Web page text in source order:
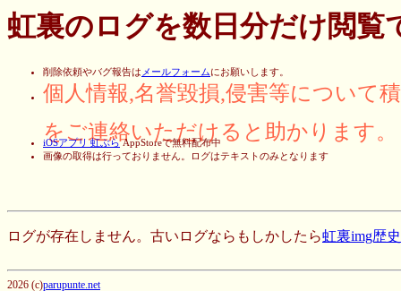
虹裏のログを数日分だけ閲覧
削除依頼やバグ報告はメールフォームにお願いします。
個人情報,名誉毀損,侵害等について
をご連絡いただけると助かります。
iOSアプリ 虹ぶらAppStoreで無料配布中
画像の取得は行っておりません。ログはテキストのみとなります
ログが存在しません。古いログならもしかしたら虹裏img歴
2026 (c)parupunte.net